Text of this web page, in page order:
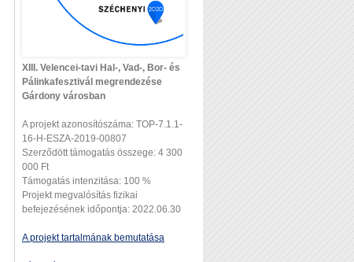
XIII. Velencei-tavi Hal-, Vad-, Bor- és
Pálinkafesztivál megrendezése
Gárdony városban
A projekt azonosítószáma: TOP-7.1.1-
16-H-ESZA-2019-00807
Szerződött támogatás összege: 4 300
000 Ft
Támogatás intenzitása: 100 %
Projekt megvalósítás fizikai
befejezésének időpontja: 2022.06.30
A projekt tartalmának bemutatása